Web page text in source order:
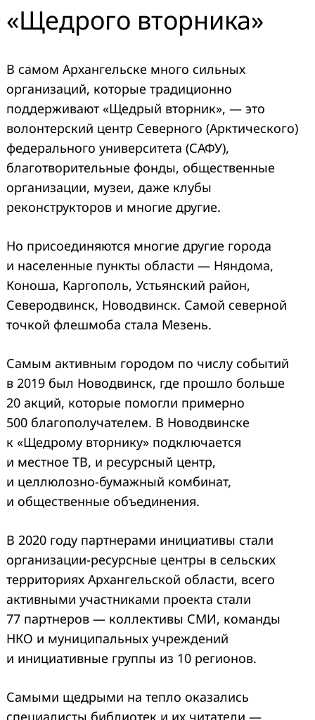
«Щедрого вторника»
В самом Архангельске много сильных
организаций, которые традиционно
поддерживают «Щедрый вторник», — это
волонтерский центр Северного (Арктического)
федерального университета (САФУ),
благотворительные фонды, общественные
организации, музеи, даже клубы
реконструкторов и многие другие.
Но присоединяются многие другие города
и населенные пункты области — Няндома,
Коноша, Каргополь, Устьянский район,
Северодвинск, Новодвинск. Самой северной
точкой флешмоба стала Мезень.
Самым активным городом по числу событий
в 2019 был Новодвинск, где прошло больше
20 акций, которые помогли примерно
500 благополучателем. В Новодвинске
к «Щедрому вторнику» подключается
и местное ТВ, и ресурсный центр,
и целлюлозно-бумажный комбинат,
и общественные объединения.
В 2020 году партнерами инициативы стали
организации-ресурсные центры в сельских
территориях Архангельской области, всего
активными участниками проекта стали
77 партнеров — коллективы СМИ, команды
НКО и муниципальных учреждений
и инициативные группы из 10 регионов.
Самыми щедрыми на тепло оказались